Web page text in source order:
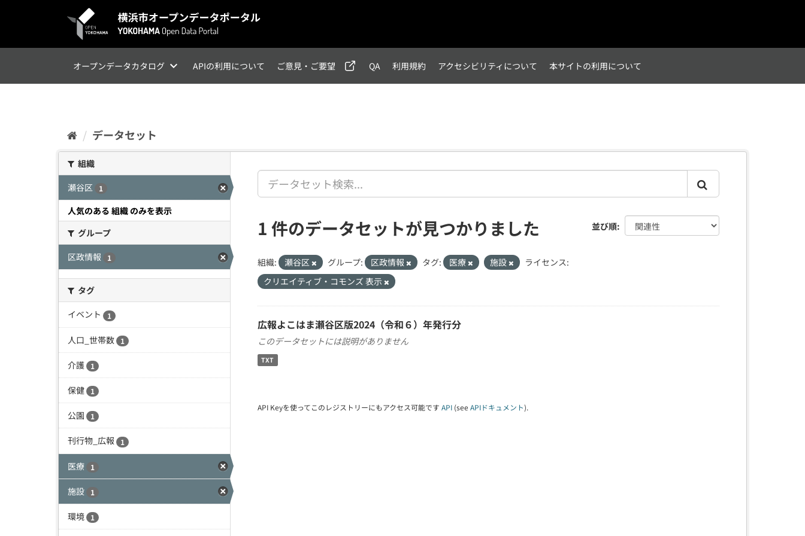
オープンデータカタログ APIの利用について ご意見・ご要望 QA 利用規約 アクセシビリティについて 本サイトの利用について
データセット
組織
瀬谷区
1
人気のある 組織 のみを表示
グループ
区政情報
1
タグ
イベント
1
人口_世帯数 1
介護 1
保健 1
公園 1
刊行物_広報 1
医療 1
施設 1
環境 1
並び順
1 件のデータセットが見つかりました
組織: 瀬谷区 グループ: 区政情報 タグ: 医療 施設
ライセンス:
クリエイティブ・コモンズ 表示
広報よこはま瀬谷区版2024（令和６）年発行分
このデータセットには説明がありません
TXT
API Keyを使ってこのレジストリーにもアクセス可能です API (see APIドキュメント).